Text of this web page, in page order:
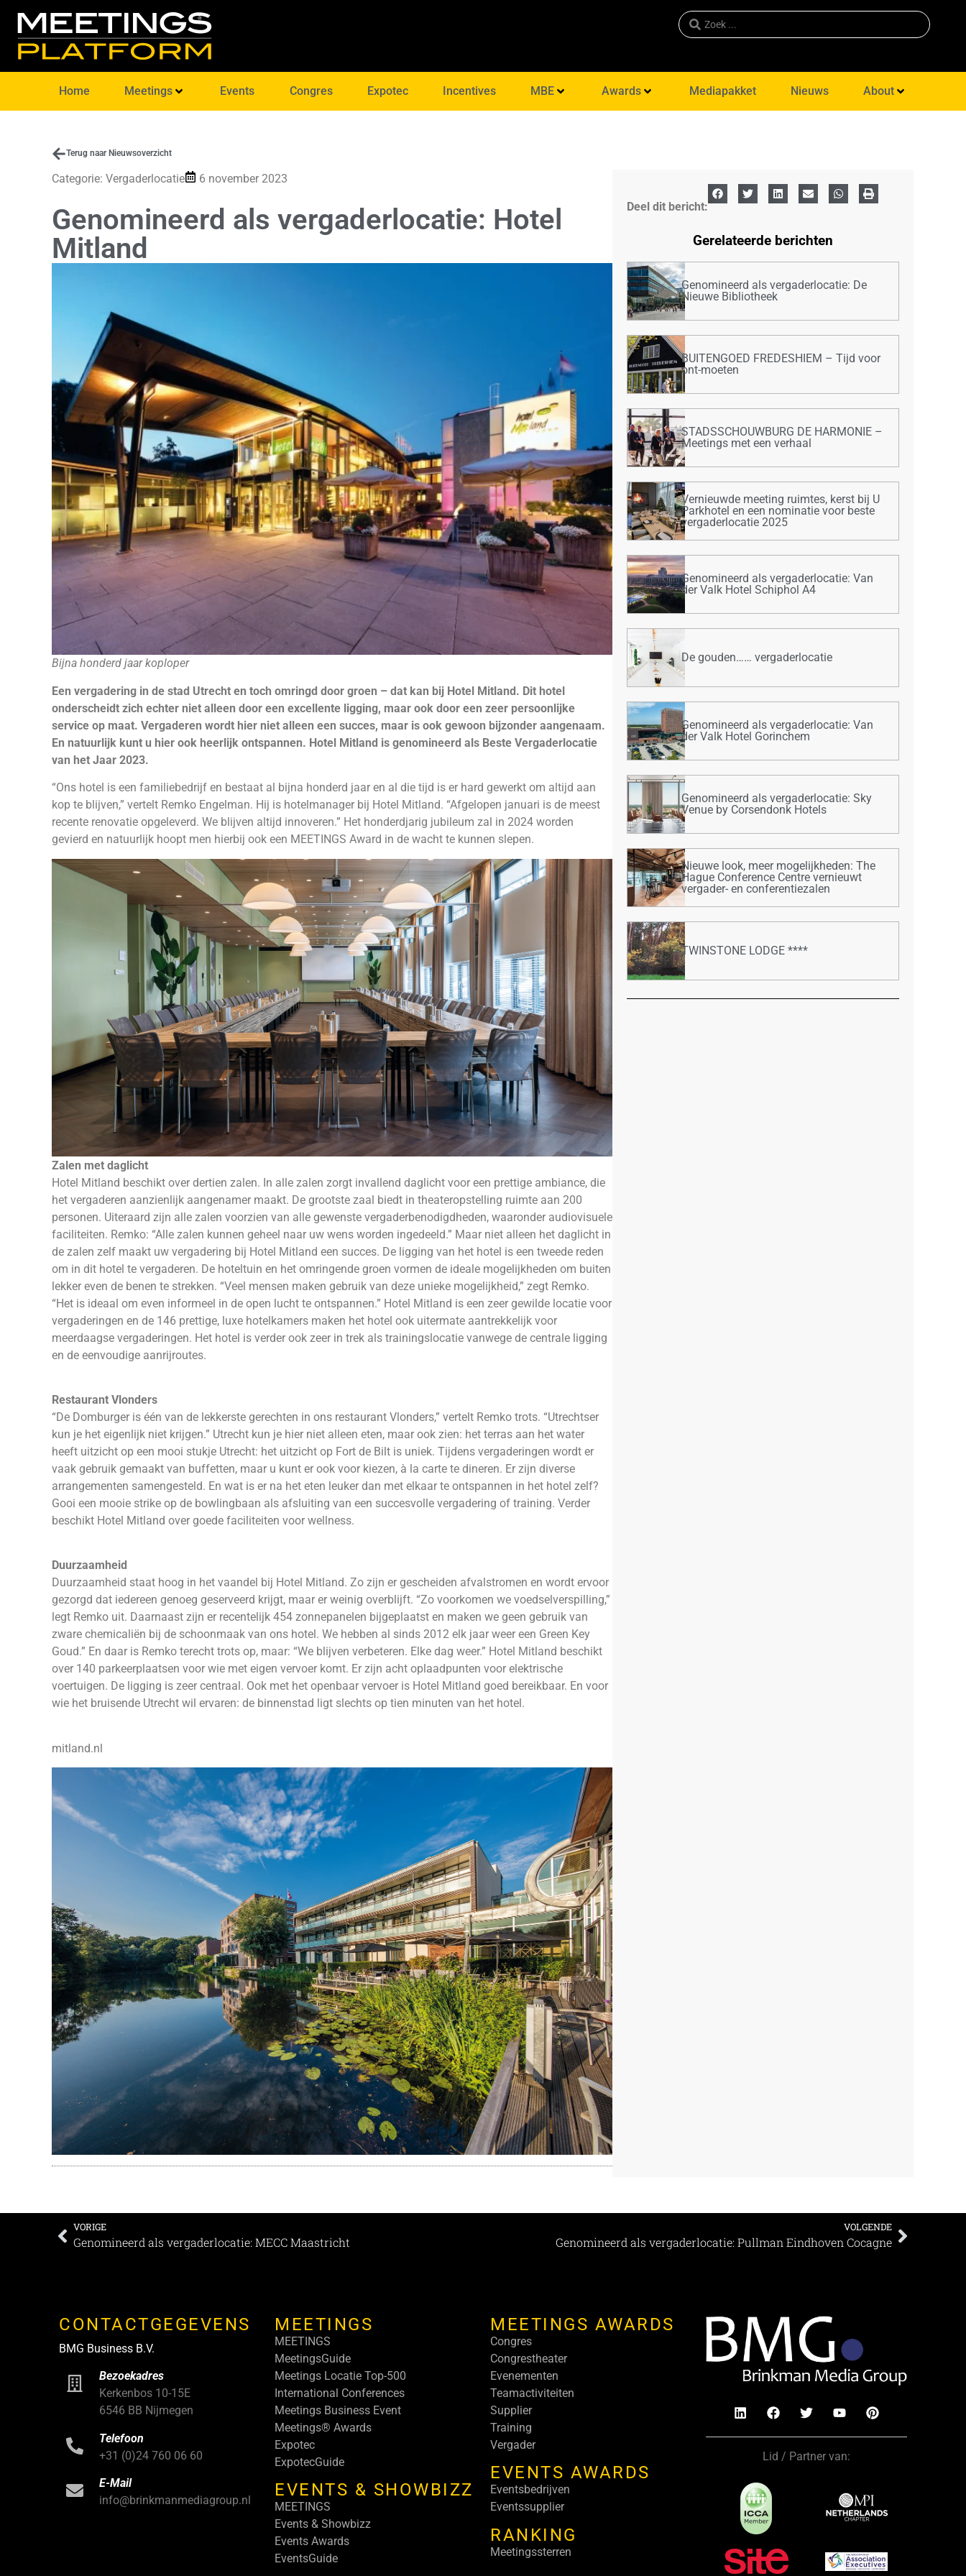
Home Meetings Events Congres Expotec Incentives MBE Awards Mediapakket Nieuws About
Terug naar Nieuwsoverzicht
Categorie: Vergaderlocatie 6 november 2023
Genomineerd als vergaderlocatie: Hotel
Mitland
Bijna honderd jaar koploper
Een vergadering in de stad Utrecht en toch omringd door groen – dat kan bij Hotel Mitland. Dit hotel
onderscheidt zich echter niet alleen door een excellente ligging, maar ook door een zeer persoonlijke
service op maat. Vergaderen wordt hier niet alleen een succes, maar is ook gewoon bijzonder aangenaam.
En natuurlijk kunt u hier ook heerlijk ontspannen. Hotel Mitland is genomineerd als Beste Vergaderlocatie
van het Jaar 2023.
“Ons hotel is een familiebedrijf en bestaat al bijna honderd jaar en al die tijd is er hard gewerkt om altijd aan
kop te blijven,” vertelt Remko Engelman. Hij is hotelmanager bij Hotel Mitland. “Afgelopen januari is de meest
recente renovatie opgeleverd. We blijven altijd innoveren.” Het honderdjarig jubileum zal in 2024 worden
gevierd en natuurlijk hoopt men hierbij ook een MEETINGS Award in de wacht te kunnen slepen.
Zalen met daglicht
Hotel Mitland beschikt over dertien zalen. In alle zalen zorgt invallend daglicht voor een prettige ambiance, die
het vergaderen aanzienlijk aangenamer maakt. De grootste zaal biedt in theateropstelling ruimte aan 200
personen. Uiteraard zijn alle zalen voorzien van alle gewenste vergaderbenodigdheden, waaronder audiovisuele
faciliteiten. Remko: “Alle zalen kunnen geheel naar uw wens worden ingedeeld.” Maar niet alleen het daglicht in
de zalen zelf maakt uw vergadering bij Hotel Mitland een succes. De ligging van het hotel is een tweede reden
om in dit hotel te vergaderen. De hoteltuin en het omringende groen vormen de ideale mogelijkheden om buiten
lekker even de benen te strekken. “Veel mensen maken gebruik van deze unieke mogelijkheid,” zegt Remko.
“Het is ideaal om even informeel in de open lucht te ontspannen.” Hotel Mitland is een zeer gewilde locatie voor
vergaderingen en de 146 prettige, luxe hotelkamers maken het hotel ook uitermate aantrekkelijk voor
meerdaagse vergaderingen. Het hotel is verder ook zeer in trek als trainingslocatie vanwege de centrale ligging
en de eenvoudige aanrijroutes.
Restaurant Vlonders
“De Domburger is één van de lekkerste gerechten in ons restaurant Vlonders,” vertelt Remko trots. “Utrechtser
kun je het eigenlijk niet krijgen.” Utrecht kun je hier niet alleen eten, maar ook zien: het terras aan het water
heeft uitzicht op een mooi stukje Utrecht: het uitzicht op Fort de Bilt is uniek. Tijdens vergaderingen wordt er
vaak gebruik gemaakt van buffetten, maar u kunt er ook voor kiezen, à la carte te dineren. Er zijn diverse
arrangementen samengesteld. En wat is er na het eten leuker dan met elkaar te ontspannen in het hotel zelf?
Gooi een mooie strike op de bowlingbaan als afsluiting van een succesvolle vergadering of training. Verder
beschikt Hotel Mitland over goede faciliteiten voor wellness.
Duurzaamheid
Duurzaamheid staat hoog in het vaandel bij Hotel Mitland. Zo zijn er gescheiden afvalstromen en wordt ervoor
gezorgd dat iedereen genoeg geserveerd krijgt, maar er weinig overblijft. “Zo voorkomen we voedselverspilling,”
legt Remko uit. Daarnaast zijn er recentelijk 454 zonnepanelen bijgeplaatst en maken we geen gebruik van
zware chemicaliën bij de schoonmaak van ons hotel. We hebben al sinds 2012 elk jaar weer een Green Key
Goud.” En daar is Remko terecht trots op, maar: “We blijven verbeteren. Elke dag weer.” Hotel Mitland beschikt
over 140 parkeerplaatsen voor wie met eigen vervoer komt. Er zijn acht oplaadpunten voor elektrische
voertuigen. De ligging is zeer centraal. Ook met het openbaar vervoer is Hotel Mitland goed bereikbaar. En voor
wie het bruisende Utrecht wil ervaren: de binnenstad ligt slechts op tien minuten van het hotel.
mitland.nl
Deel dit bericht:
Gerelateerde berichten
Genomineerd als vergaderlocatie: De
Nieuwe Bibliotheek
BUITENGOED FREDESHIEM – Tijd voor
ont-moeten
STADSSCHOUWBURG DE HARMONIE –
Meetings met een verhaal
Vernieuwde meeting ruimtes, kerst bij U
Parkhotel en een nominatie voor beste
vergaderlocatie 2025
Genomineerd als vergaderlocatie: Van
der Valk Hotel Schiphol A4
De gouden…… vergaderlocatie
Genomineerd als vergaderlocatie: Van
der Valk Hotel Gorinchem
Genomineerd als vergaderlocatie: Sky
Venue by Corsendonk Hotels
Nieuwe look, meer mogelijkheden: The
Hague Conference Centre vernieuwt
vergader- en conferentiezalen
TWINSTONE LODGE ****
VORIGE
Genomineerd als vergaderlocatie: MECC Maastricht
VOLGENDE
Genomineerd als vergaderlocatie: Pullman Eindhoven Cocagne
CONTACTGEGEVENS
BMG Business B.V.
Bezoekadres
Kerkenbos 10-15E
6546 BB Nijmegen
Telefoon
+31 (0)24 760 06 60
E-Mail
info@brinkmanmediagroup.nl
MEETINGS
MEETINGS
MeetingsGuide
Meetings Locatie Top-500
International Conferences
Meetings Business Event
Meetings® Awards
Expotec
ExpotecGuide
EVENTS & SHOWBIZZ
MEETINGS
Events & Showbizz
Events Awards
EventsGuide
MEETINGS AWARDS
Congres
Congrestheater
Evenementen
Teamactiviteiten
Supplier
Training
Vergader
EVENTS AWARDS
Eventsbedrijven
Eventssupplier
RANKING
Meetingssterren
Lid / Partner van: